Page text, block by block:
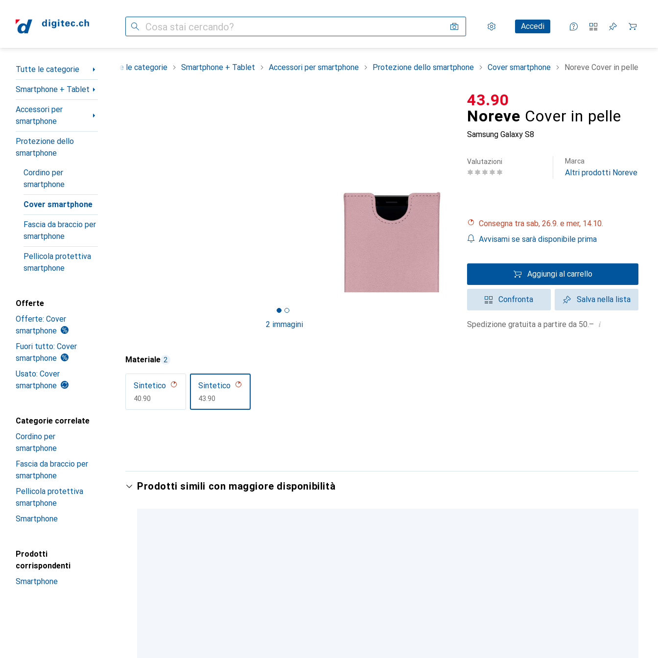
Cerca Impostazioni
Conto clienteAccedi
Liste di confronto
Liste dei desideri
Carrello
Categoria Navigazione
Tutte le categorie
Smartphone + Tablet
Accessori per
smartphone
Protezione dello
smartphone
Cordino per
smartphone
Cover smartphone
Fascia da braccio per
smartphone
Pellicola protettiva
smartphone
Offerte
Offerte: Cover
smartphone
Fuori tutto: Cover
smartphone
Usato: Cover
smartphone
Categorie correlate
Cordino per
smartphone
Fascia da braccio per
smartphone
Pellicola protettiva
smartphone
Smartphone
Prodotti
corrispondenti
Smartphone
Tutte le categorie Smartphone + Tablet Accessori per smartphone Protezione dello smartphone Cover smartphone Noreve Cover in pelle
2 immagini
Noreve Cover in pelle
Samsung Galaxy S8
CHF
43.90
Valutazioni Marca
Altri prodotti Noreve
Consegna tra sab, 26.9. e mer, 14.10.
Avvisami se sarà disponibile prima
Aggiungi al carrello
Confronta Salva nella lista
Spedizione gratuita a partire da 50.– i
Materiale 2
Sintetico
CHF
40.90
Sintetico
CHF
43.90
Prodotti simili con maggiore disponibilità